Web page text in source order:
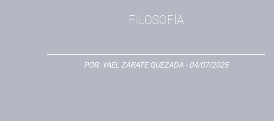
FILOSOFÍA
POR: YAEL ZÁRATE QUEZADA - 04/07/2025